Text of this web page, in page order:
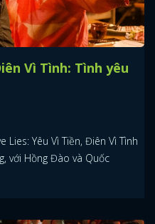
Vì Tình: Tình yêu
Yêu Vì Tiền, Điên Vì Tình
với Hồng Đào và Quốc